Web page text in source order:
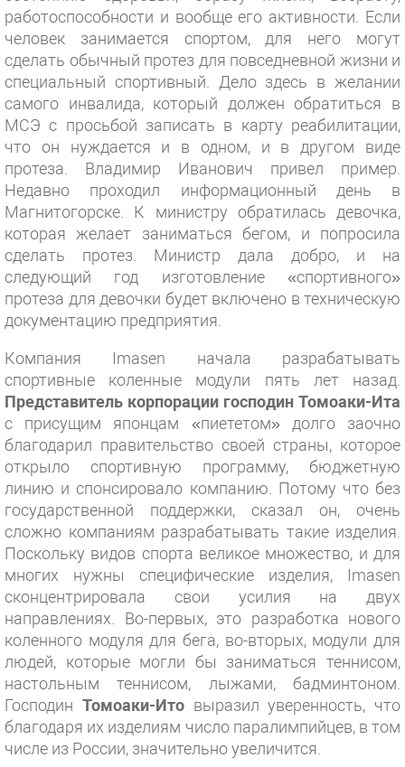
работоспособности и вообще его активности. Если
человек занимается спортом, для него могут
сделать обычный протез для повседневной жизни и
специальный спортивный. Дело здесь в желании
самого инвалида, который должен обратиться в
МСЭ с просьбой записать в карту реабилитации,
что он нуждается и в одном, и в другом виде
протеза. Владимир Иванович привел пример.
Недавно проходил информационный день в
Магнитогорске. К министру обратилась девочка,
которая желает заниматься бегом, и попросила
сделать протез. Министр дала добро, и на
следующий год изготовление «спортивного»
протеза для девочки будет включено в техническую
документацию предприятия.
Компания Imasen начала разрабатывать
спортивные коленные модули пять лет назад.
Представитель корпорации господин Томоаки-Ита
с присущим японцам «пиететом» долго заочно
благодарил правительство своей страны, которое
открыло спортивную программу, бюджетную
линию и спонсировало компанию. Потому что без
государственной поддержки, сказал он, очень
сложно компаниям разрабатывать такие изделия.
Поскольку видов спорта великое множество, и для
многих нужны специфические изделия, Imasen
сконцентрировала свои усилия на двух
направлениях. Во-первых, это разработка нового
коленного модуля для бега, во-вторых, модули для
людей, которые могли бы заниматься теннисом,
настольным теннисом, лыжами, бадминтоном.
Господин Томоаки-Итовыразил уверенность, что
благодаря их изделиям число паралимпийцев, в том
числе из России, значительно увеличится.